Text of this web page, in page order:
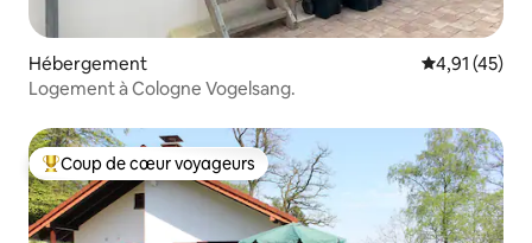
Hébergement Évaluation
4,91 (45)
Logement à Cologne Vogelsang.
Coups de cœur voyageurs les plus appréciés
Coup de cœur voyageurs